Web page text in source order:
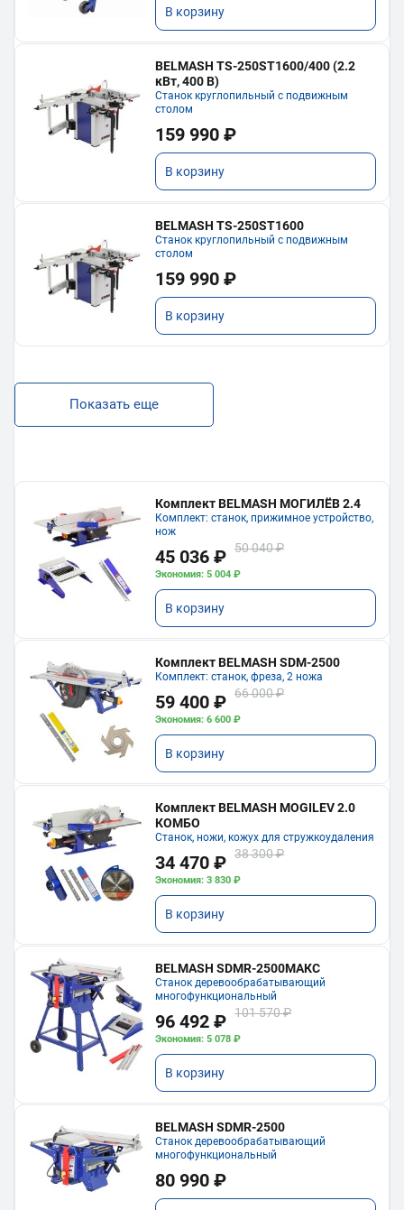
В корзину
BELMASH TS-250ST1600/400 (2.2
кВт, 400 В)
Станок круглопильный с подвижным
столом
159 990 ₽
В корзину
BELMASH TS-250ST1600
Станок круглопильный с подвижным
столом
159 990 ₽
В корзину
Показать еще
Комплект BELMASH МОГИЛЁВ 2.4
Комплект: станок, прижимное устройство,
нож
45 036 ₽ 50 040 ₽
Экономия: 5 004 ₽
В корзину
Комплект BELMASH SDM-2500
Комплект: станок, фреза, 2 ножа
59 400 ₽ 66 000 ₽
Экономия: 6 600 ₽
В корзину
Комплект BELMASH MOGILEV 2.0
КОМБО
Станок, ножи, кожух для стружкоудаления
34 470 ₽ 38 300 ₽
Экономия: 3 830 ₽
В корзину
BELMASH SDMR-2500МАКС
Станок деревообрабатывающий
многофункциональный
96 492 ₽ 101 570 ₽
Экономия: 5 078 ₽
В корзину
BELMASH SDMR-2500
Станок деревообрабатывающий
многофункциональный
80 990 ₽